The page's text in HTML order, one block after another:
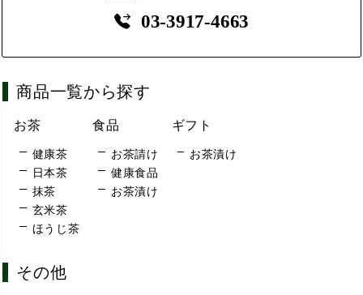
03-3917-4663
商品一覧から探す
お茶
健康茶
日本茶
抹茶
玄米茶
ほうじ茶
食品
お茶請け
健康食品
お茶漬け
ギフト
お茶漬け
その他